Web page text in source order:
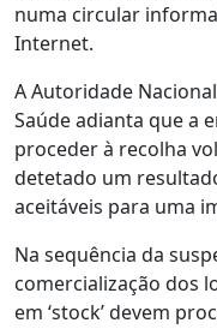
numa circular
Internet.
A Autoridade
Saúde adianta que a
proceder à recolha
detetado um
aceitáveis para uma
Na sequência da
comercialização dos
em ‘stock’ devem